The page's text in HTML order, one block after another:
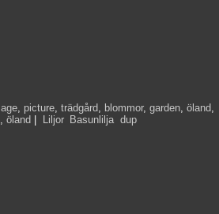
, picture, trädgård, blommor, garden, öland,
, öland Liljor, Basunlilja, dup